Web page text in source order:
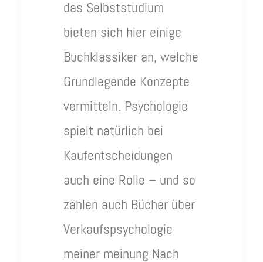
das Selbststudium
bieten sich hier einige
Buchklassiker an, welche
Grundlegende Konzepte
vermitteln. Psychologie
spielt natürlich bei
Kaufentscheidungen
auch eine Rolle – und so
zählen auch Bücher über
Verkaufspsychologie
meiner meinung Nach